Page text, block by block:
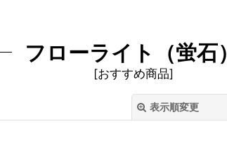
フローライト（蛍石）
[おすすめ商品]
表示順変更